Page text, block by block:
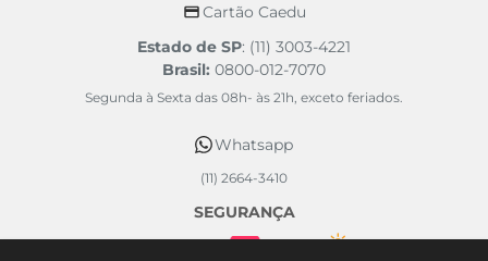
Cartão Caedu
Estado de SP: (11) 3003-4221
Brasil: 0800-012-7070
Segunda à Sexta das 08h- às 21h, exceto feriados.
Whatsapp
(11) 2664-3410
SEGURANÇA